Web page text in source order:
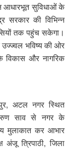
आधारभूत सुविधाओं के
सरकार की विभिन्न
तक पहुंच सकेगा।
उज्ज्वल भविष्य की ओर
विकास और नागरिक
अटल नगर स्थित
साव से नगर के
मुलाकात कर आभार
त्रिपाठी, जिला